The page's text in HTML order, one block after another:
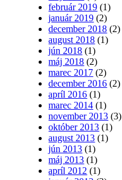
február 2019 (1)
január 2019 (2)
december 2018 (2)
august 2018 (1)
jún 2018 (1)
máj 2018 (2)
marec 2017 (2)
december 2016 (2)
apríl 2016 (1)
marec 2014 (1)
november 2013 (3)
október 2013 (1)
august 2013 (1)
jún 2013 (1)
máj 2013 (1)
apríl 2012 (1)